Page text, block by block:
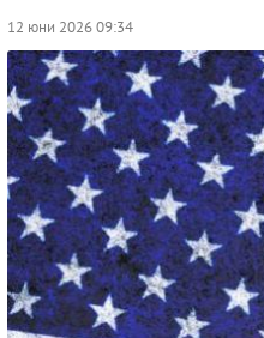
12 юни 2026 09:34